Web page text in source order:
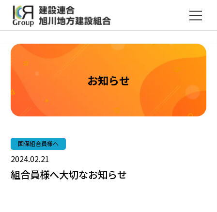
建設連合旭川地方建設組合
お知らせ
国保組合員様へ
2024.02.21
組合員様へ大切なお知らせ